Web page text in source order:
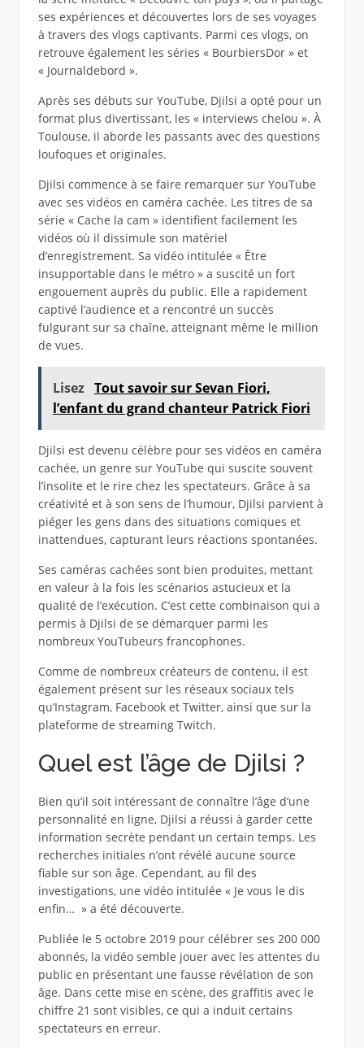
ses expériences et découvertes lors de ses voyages
à travers des vlogs captivants. Parmi ces vlogs, on
retrouve également les séries « BourbiersDor » et
« Journaldebord ».
Après ses débuts sur YouTube, Djilsi a opté pour un
format plus divertissant, les « interviews chelou ». À
Toulouse, il aborde les passants avec des questions
loufoques et originales.
Djilsi commence à se faire remarquer sur YouTube
avec ses vidéos en caméra cachée. Les titres de sa
série « Cache la cam » identifient facilement les
vidéos où il dissimule son matériel
d’enregistrement. Sa vidéo intitulée « Être
insupportable dans le métro » a suscité un fort
engouement auprès du public. Elle a rapidement
captivé l’audience et a rencontré un succès
fulgurant sur sa chaîne, atteignant même le million
de vues.
Lisez Tout savoir sur Sevan Fiori,
l’enfant du grand chanteur Patrick Fiori
Djilsi est devenu célèbre pour ses vidéos en caméra
cachée, un genre sur YouTube qui suscite souvent
l’insolite et le rire chez les spectateurs. Grâce à sa
créativité et à son sens de l’humour, Djilsi parvient à
piéger les gens dans des situations comiques et
inattendues, capturant leurs réactions spontanées.
Ses caméras cachées sont bien produites, mettant
en valeur à la fois les scénarios astucieux et la
qualité de l’exécution. C’est cette combinaison qui a
permis à Djilsi de se démarquer parmi les
nombreux YouTubeurs francophones.
Comme de nombreux créateurs de contenu, il est
également présent sur les réseaux sociaux tels
qu’Instagram, Facebook et Twitter, ainsi que sur la
plateforme de streaming Twitch.
Quel est l’âge de Djilsi ?
Bien qu’il soit intéressant de connaître l’âge d’une
personnalité en ligne, Djilsi a réussi à garder cette
information secrète pendant un certain temps. Les
recherches initiales n’ont révélé aucune source
fiable sur son âge. Cependant, au fil des
investigations, une vidéo intitulée « Je vous le dis
enfin… » a été découverte.
Publiée le 5 octobre 2019 pour célébrer ses 200 000
abonnés, la vidéo semble jouer avec les attentes du
public en présentant une fausse révélation de son
âge. Dans cette mise en scène, des graffitis avec le
chiffre 21 sont visibles, ce qui a induit certains
spectateurs en erreur.